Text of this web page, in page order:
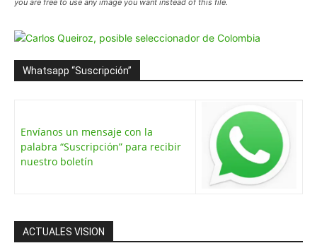
you are free to use any image you want instead of this file.
Whatsapp “Suscripción”
Envíanos un mensaje con la
palabra “Suscripción” para recibir
nuestro boletín
ACTUALES VISION